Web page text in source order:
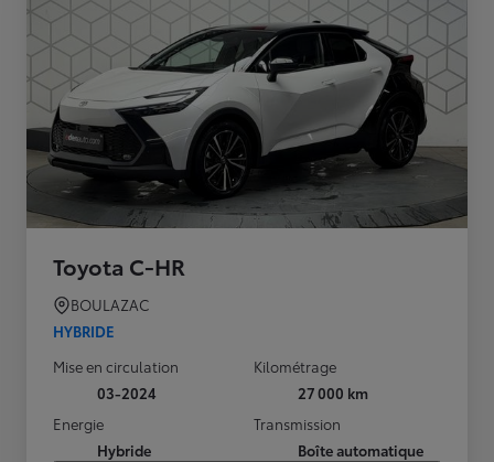
Toyota C-HR
BOULAZAC
HYBRIDE
Mise en circulation
03-2024
Kilométrage
27 000 km
Energie
Hybride
Transmission
Boîte automatique